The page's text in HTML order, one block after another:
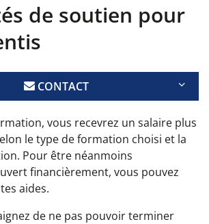
de soutien pour
CONTACT
vous recevrez un salaire plus
le type de formation choisi et la
Pour être néanmoins
financièrement, vous pouvez
aides.
de ne pas pouvoir terminer